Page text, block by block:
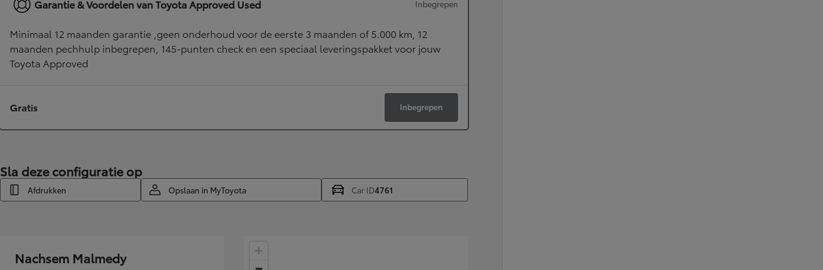
HYBRIDE
Nu te bestellen
Garantie & Voordelen van Toyota Approved Used Inbegrepen
Minimaal 12 maanden garantie ,geen onderhoud voor de eerste 3 maanden of 5.000 km, 12
maanden pechhulp inbegrepen, 145-punten check en een speciaal leveringspakket voor jouw
Toyota Approved
Gratis Inbegrepen
Sla deze configuratie op
Afdrukken Opslaan in MyToyota Car ID4761
Nachsem Malmedy